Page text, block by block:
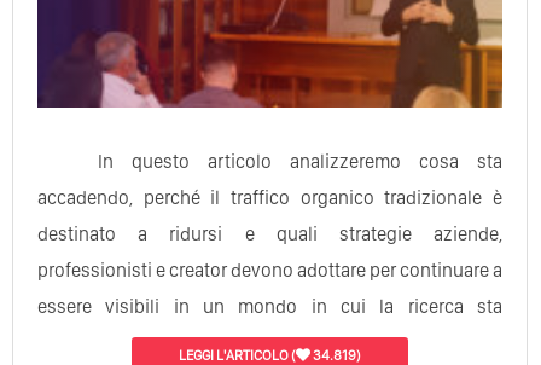
In questo articolo analizzeremo cosa sta
accadendo, perché il traffico organico tradizionale è
destinato a ridursi e quali strategie aziende,
professionisti e creator devono adottare per continuare a
essere visibili in un mondo in cui la ricerca sta
diventando una conversazione…
LEGGI L'ARTICOLO( 34.819)